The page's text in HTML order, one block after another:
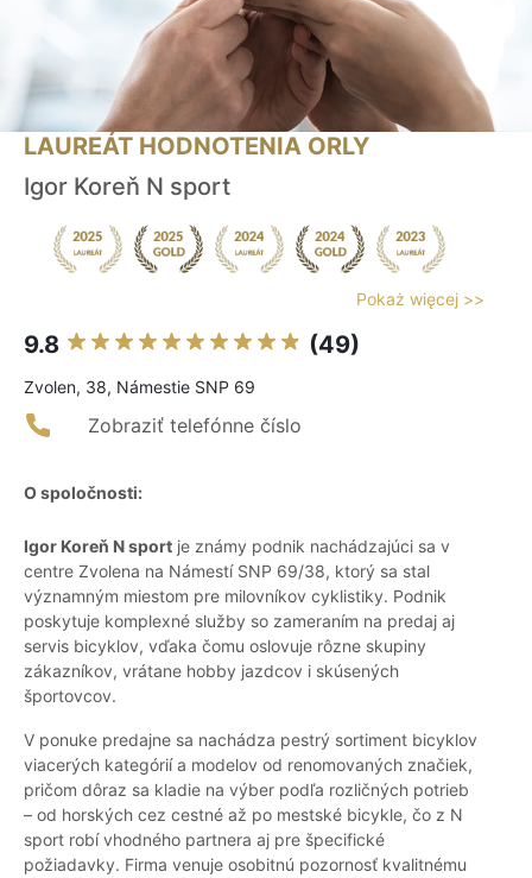
LAUREÁT HODNOTENIA ORLY
Igor Koreň N sport
Pokaż więcej >>
9.8 (49)
Zvolen, 38, Námestie SNP 69
Zobraziť telefónne číslo
O spoločnosti:
Igor Koreň N sport je známy podnik nachádzajúci sa v
centre Zvolena na Námestí SNP 69/38, ktorý sa stal
významným miestom pre milovníkov cyklistiky. Podnik
poskytuje komplexné služby so zameraním na predaj aj
servis bicyklov, vďaka čomu oslovuje rôzne skupiny
zákazníkov, vrátane hobby jazdcov i skúsených
športovcov.
V ponuke predajne sa nachádza pestrý sortiment bicyklov
viacerých kategórií a modelov od renomovaných značiek,
pričom dôraz sa kladie na výber podľa rozličných potrieb
– od horských cez cestné až po mestské bicykle, čo z N
sport robí vhodného partnera aj pre špecifické
požiadavky. Firma venuje osobitnú pozornosť kvalitnému